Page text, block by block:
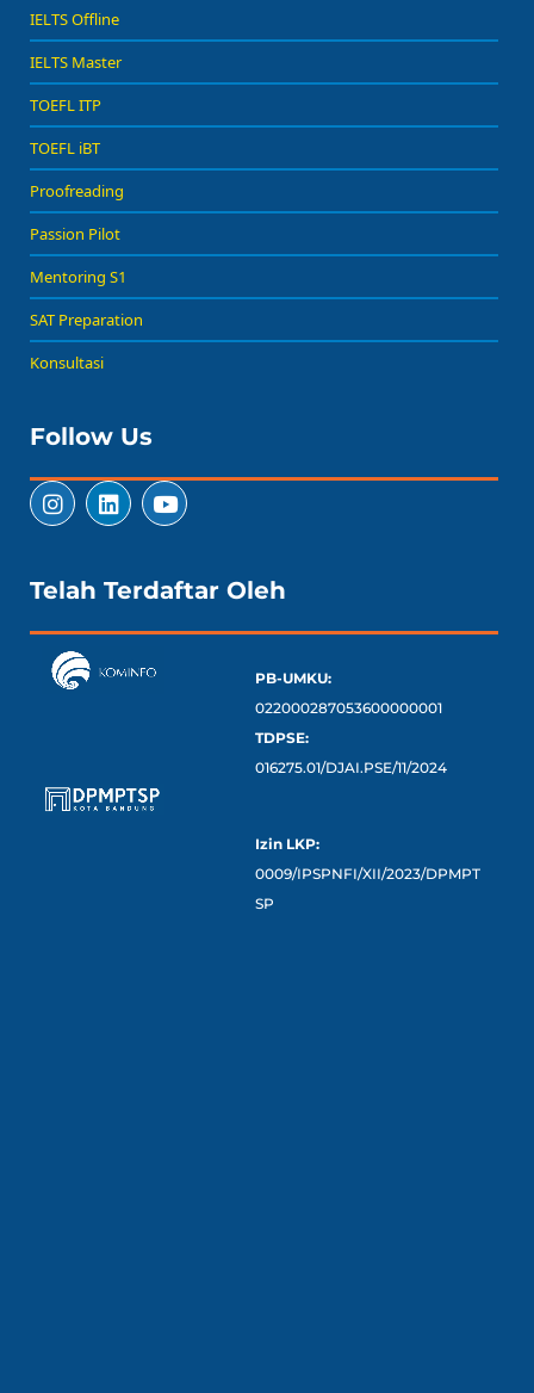
IELTS Offline
IELTS Master
TOEFL ITP
TOEFL iBT
Proofreading
Passion Pilot
Mentoring S1
SAT Preparation
Konsultasi
Follow Us
Telah Terdaftar Oleh
PB-UMKU:
022000287053600000001
TDPSE:
016275.01/DJAI.PSE/11/2024
Izin LKP:
0009/IPSPNFI/XII/2023/DPMPT
SP